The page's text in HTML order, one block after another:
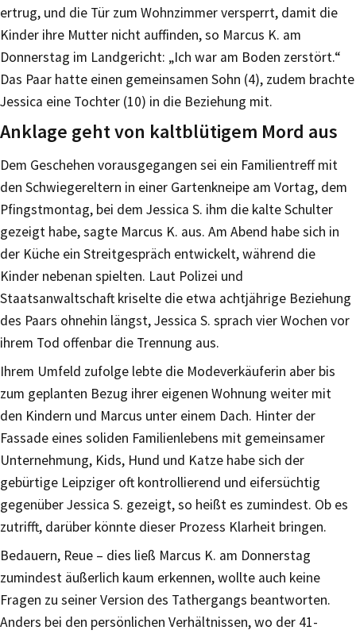
ertrug, und die Tür zum Wohnzimmer versperrt, damit die
Kinder ihre Mutter nicht auffinden, so Marcus K. am
Donnerstag im Landgericht: „Ich war am Boden zerstört.“
Das Paar hatte einen gemeinsamen Sohn (4), zudem brachte
Jessica eine Tochter (10) in die Beziehung mit.
Anklage geht von kaltblütigem Mord aus
Dem Geschehen vorausgegangen sei ein Familientreff mit
den Schwiegereltern in einer Gartenkneipe am Vortag, dem
Pfingstmontag, bei dem Jessica S. ihm die kalte Schulter
gezeigt habe, sagte Marcus K. aus. Am Abend habe sich in
der Küche ein Streitgespräch entwickelt, während die
Kinder nebenan spielten. Laut Polizei und
Staatsanwaltschaft kriselte die etwa achtjährige Beziehung
des Paars ohnehin längst, Jessica S. sprach vier Wochen vor
ihrem Tod offenbar die Trennung aus.
Ihrem Umfeld zufolge lebte die Modeverkäuferin aber bis
zum geplanten Bezug ihrer eigenen Wohnung weiter mit
den Kindern und Marcus unter einem Dach. Hinter der
Fassade eines soliden Familienlebens mit gemeinsamer
Unternehmung, Kids, Hund und Katze habe sich der
gebürtige Leipziger oft kontrollierend und eifersüchtig
gegenüber Jessica S. gezeigt, so heißt es zumindest. Ob es
zutrifft, darüber könnte dieser Prozess Klarheit bringen.
Bedauern, Reue – dies ließ Marcus K. am Donnerstag
zumindest äußerlich kaum erkennen, wollte auch keine
Fragen zu seiner Version des Tathergangs beantworten.
Anders bei den persönlichen Verhältnissen, wo der 41-